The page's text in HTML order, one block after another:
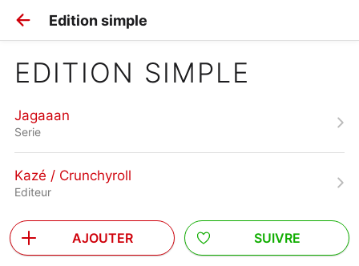
Edition simple
EDITION SIMPLE
Jagaaan
Serie
Kazé / Crunchyroll
Editeur
AJOUTER SUIVRE